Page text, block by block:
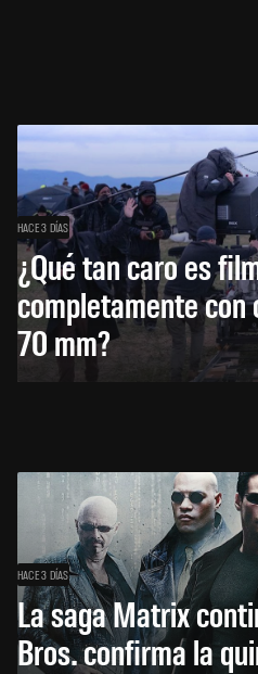
HACE 3 DÍAS
¿Qué tan caro es
completamente con
70 mm?
HACE 3 DÍAS
La saga Matrix
Bros. confirma la